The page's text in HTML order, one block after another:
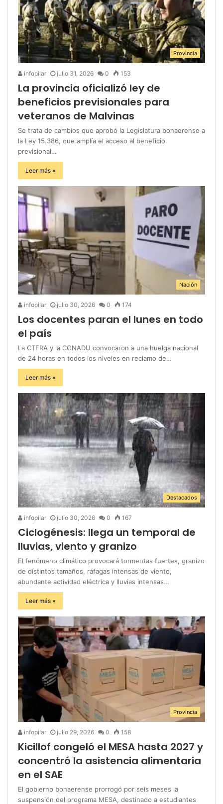
Provincia
infopilar julio 31, 2026 0 153
La provincia oficializó ley de
beneficios previsionales para
veteranos de Malvinas
Se trata de cambios que aprobó la Legislatura bonaerense a
la Ley 15.386, que amplía el acceso al beneficio
previsional…
Leer más »
Nación
infopilar julio 30, 2026 0 174
Los docentes paran el lunes en todo
el país
La CTERA y la CONADU convocaron a una huelga nacional
de 24 horas en todos los niveles en reclamo de…
Leer más »
Destacados
infopilar julio 30, 2026 0 167
Ciclogénesis: llega un temporal de
lluvias, viento y granizo
El fenómeno climático provocará tormentas fuertes, granizo
de distintos tamaños, ráfagas intensas de viento,
abundante actividad eléctrica y lluvias intensas…
Leer más »
Provincia
infopilar julio 29, 2026 0 158
Kicillof congeló el MESA hasta 2027 y
concentró la asistencia alimentaria
en el SAE
El gobierno bonaerense prorrogó por seis meses la
suspensión del programa MESA, destinado a estudiantes